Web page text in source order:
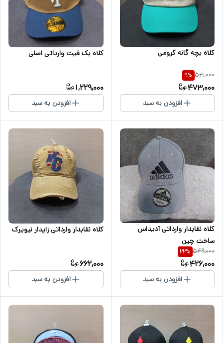
کلاه بچه گانه کرومی
521,000
9%
473,000
افزودن به سبد
کلاه بک فیت وارداتی اصلی
1,229,000
افزودن به سبد
کلاه نقابدار وارداتی آدیداس
ساخت چین
549,000
22%
426,000
افزودن به سبد
کلاه نقابدار وارداتی زاپدار نیویرک
662,000
افزودن به سبد